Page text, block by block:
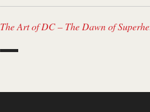
The Art of DC – The Dawn of